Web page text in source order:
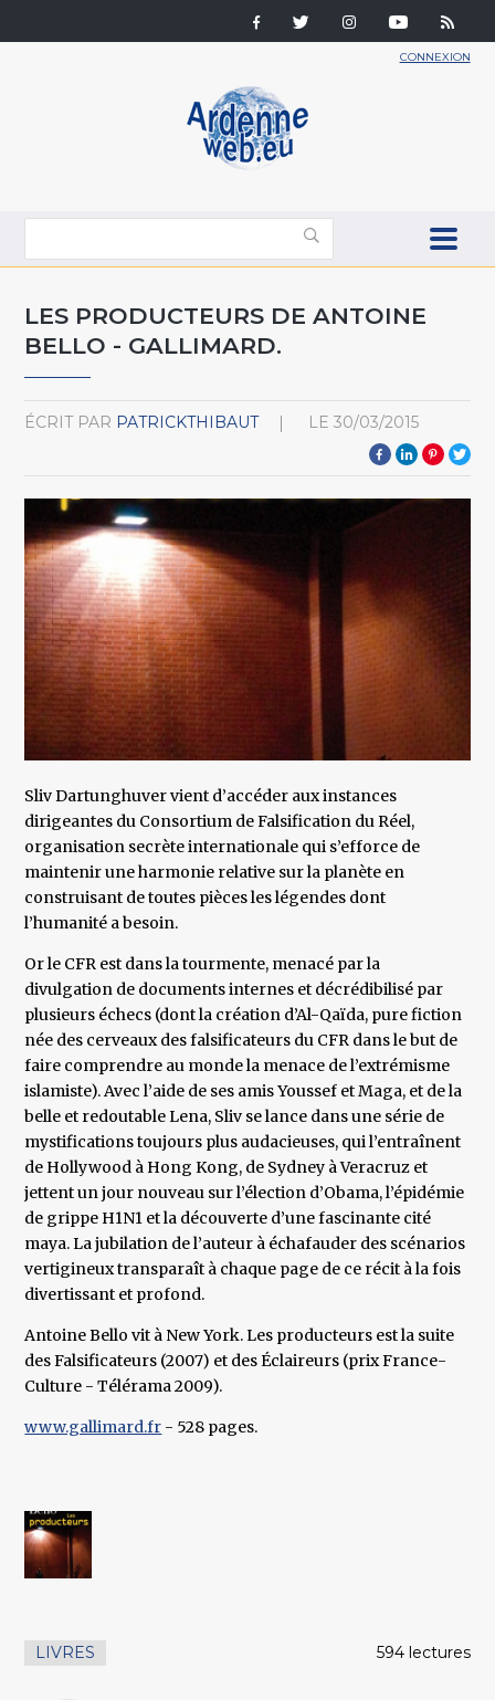
CONNEXION
LES PRODUCTEURS DE ANTOINE
BELLO - GALLIMARD.
ÉCRIT PAR PATRICKTHIBAUT LE 30/03/2015
Sliv Dartunghuver vient d’accéder aux instances
dirigeantes du Consortium de Falsification du Réel,
organisation secrète internationale qui s’efforce de
maintenir une harmonie relative sur la planète en
construisant de toutes pièces les légendes dont
l’humanité a besoin.
Or le CFR est dans la tourmente, menacé par la
divulgation de documents internes et décrédibilisé par
plusieurs échecs (dont la création d’Al-Qaïda, pure fiction
née des cerveaux des falsificateurs du CFR dans le but de
faire comprendre au monde la menace de l’extrémisme
islamiste). Avec l’aide de ses amis Youssef et Maga, et de la
belle et redoutable Lena, Sliv se lance dans une série de
mystifications toujours plus audacieuses, qui l’entraînent
de Hollywood à Hong Kong, de Sydney à Veracruz et
jettent un jour nouveau sur l’élection d’Obama, l’épidémie
de grippe H1N1 et la découverte d’une fascinante cité
maya. La jubilation de l’auteur à échafauder des scénarios
vertigineux transparaît à chaque page de ce récit à la fois
divertissant et profond.
Antoine Bello vit à New York. Les producteurs est la suite
des Falsificateurs (2007) et des Éclaireurs (prix France-
Culture - Télérama 2009).
www.gallimard.fr - 528 pages.
LIVRES 594 lectures